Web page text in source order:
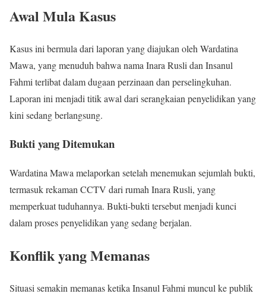
Awal Mula Kasus
Kasus ini bermula dari laporan yang diajukan oleh Wardatina
Mawa, yang menuduh bahwa nama Inara Rusli dan Insanul
Fahmi terlibat dalam dugaan perzinaan dan perselingkuhan.
Laporan ini menjadi titik awal dari serangkaian penyelidikan yang
kini sedang berlangsung.
Bukti yang Ditemukan
Wardatina Mawa melaporkan setelah menemukan sejumlah bukti,
termasuk rekaman CCTV dari rumah Inara Rusli, yang
memperkuat tuduhannya. Bukti-bukti tersebut menjadi kunci
dalam proses penyelidikan yang sedang berjalan.
Konflik yang Memanas
Situasi semakin memanas ketika Insanul Fahmi muncul ke publik